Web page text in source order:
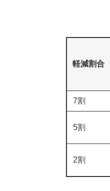
軽減割合
7割
5割
2割